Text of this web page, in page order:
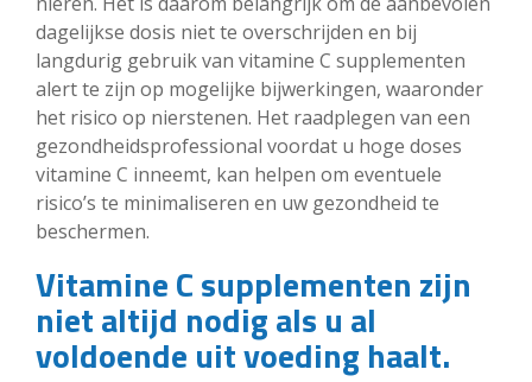
dagelijkse dosis niet te overschrijden en bij
langdurig gebruik van vitamine C supplementen
alert te zijn op mogelijke bijwerkingen, waaronder
het risico op nierstenen. Het raadplegen van een
gezondheidsprofessional voordat u hoge doses
vitamine C inneemt, kan helpen om eventuele
risico’s te minimaliseren en uw gezondheid te
beschermen.
Vitamine C supplementen zijn
niet altijd nodig als u al
voldoende uit voeding haalt.